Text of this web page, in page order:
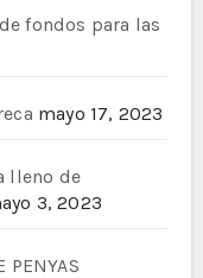
fondos para las
mayo 17, 2023
lleno de
3, 2023
PENYAS